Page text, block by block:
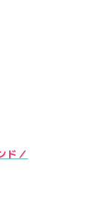
ド／